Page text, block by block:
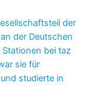
der
der Deutschen
bei taz
sie für
studierte in